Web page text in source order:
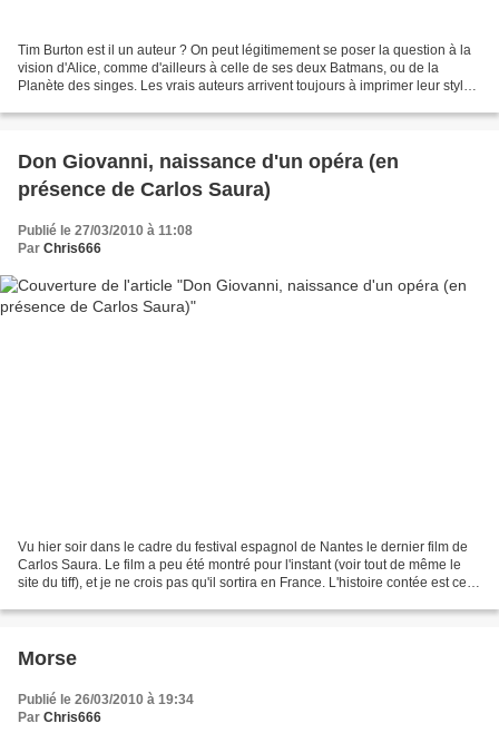
Tim Burton est il un auteur ? On peut légitimement se poser la question à la
vision d'Alice, comme d'ailleurs à celle de ses deux Batmans, ou de la
Planète des singes. Les vrais auteurs arrivent toujours à imprimer leur style
Don Giovanni, naissance d'un opéra (en
présence de Carlos Saura)
Publié le 27/03/2010 à 11:08
Par Chris666
Vu hier soir dans le cadre du festival espagnol de Nantes le dernier film de
Carlos Saura. Le film a peu été montré pour l'instant (voir tout de même le
site du tiff), et je ne crois pas qu'il sortira en France. L'histoire contée est celle
Morse
Publié le 26/03/2010 à 19:34
Par Chris666